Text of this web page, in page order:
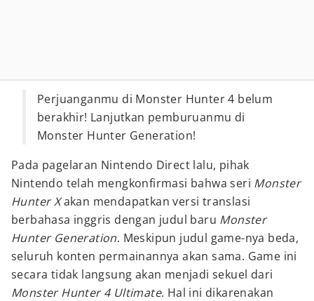
Perjuanganmu di Monster Hunter 4 belum
berakhir! Lanjutkan pemburuanmu di
Monster Hunter Generation!
Pada pagelaran Nintendo Direct lalu, pihak
Nintendo telah mengkonfirmasi bahwa seri Monster
Hunter Xakan mendapatkan versi translasi
berbahasa inggris dengan judul baru Monster
Hunter Generation. Meskipun judul game-nya beda,
seluruh konten permainannya akan sama. Game ini
secara tidak langsung akan menjadi sekuel dari
Monster Hunter 4 Ultimate. Hal ini dikarenakan